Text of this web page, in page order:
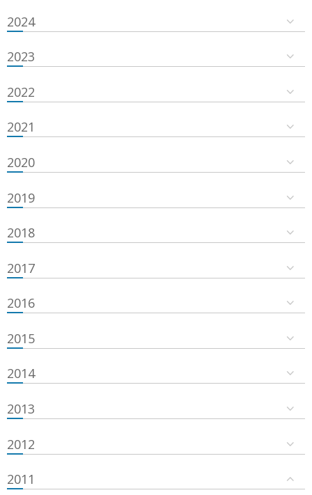
2024
2023
2022
2021
2020
2019
2018
2017
2016
2015
2014
2013
2012
2011